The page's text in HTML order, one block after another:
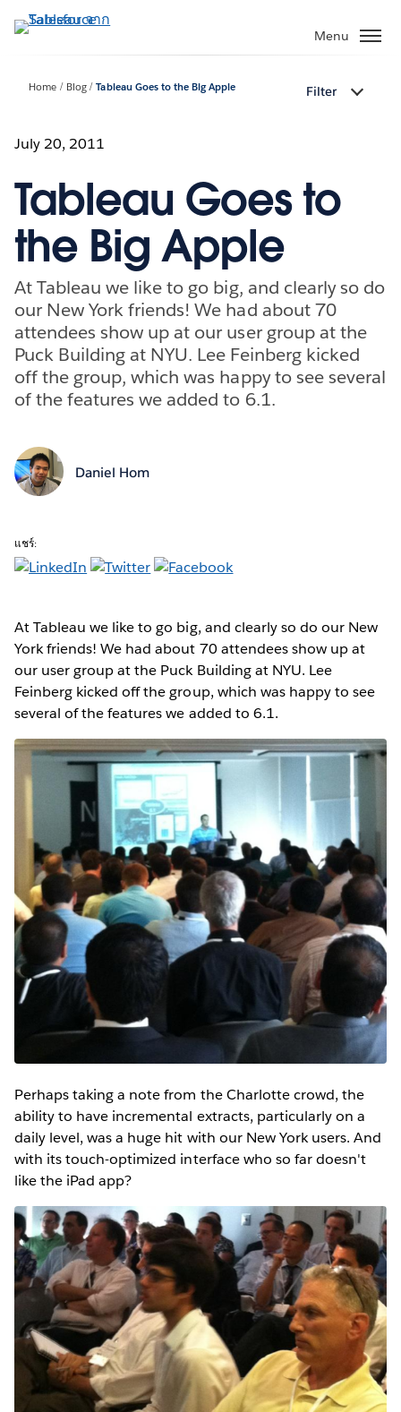
ไป
Menu
Home Blog Tableau Goes to the Big Apple Filter
July 20, 2011
Tableau Goes to
the Big Apple
At Tableau we like to go big, and clearly so do
our New York friends! We had about 70
attendees show up at our user group at the
Puck Building at NYU. Lee Feinberg kicked
off the group, which was happy to see several
of the features we added to 6.1.
Daniel Hom
แชร์:
At Tableau we like to go big, and clearly so do our New
York friends! We had about 70 attendees show up at
our user group at the Puck Building at NYU. Lee
Feinberg kicked off the group, which was happy to see
several of the features we added to 6.1.
Perhaps taking a note from the Charlotte crowd, the
ability to have incremental extracts, particularly on a
daily level, was a huge hit with our New York users. And
with its touch-optimized interface who so far doesn't
like the iPad app?